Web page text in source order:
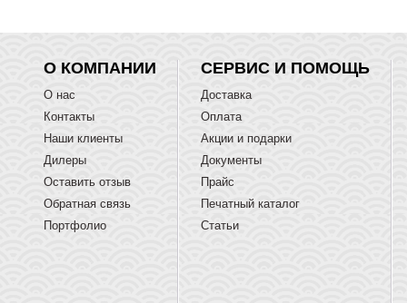
О КОМПАНИИ
О нас
Контакты
Наши клиенты
Дилеры
Оставить отзыв
Обратная связь
Портфолио
СЕРВИС И ПОМОЩЬ
Доставка
Оплата
Акции и подарки
Документы
Прайс
Печатный каталог
Статьи